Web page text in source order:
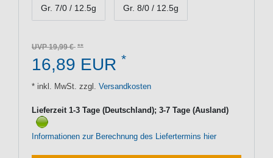
Gr. 7/0 / 12.5g Gr. 8/0 / 12.5g
UVP 19,99 €
16,89 EUR *
* inkl. MwSt. zzgl. Versandkosten
Lieferzeit 1-3 Tage (Deutschland); 3-7 Tage (Ausland)
Informationen zur Berechnung des Liefertermins hier